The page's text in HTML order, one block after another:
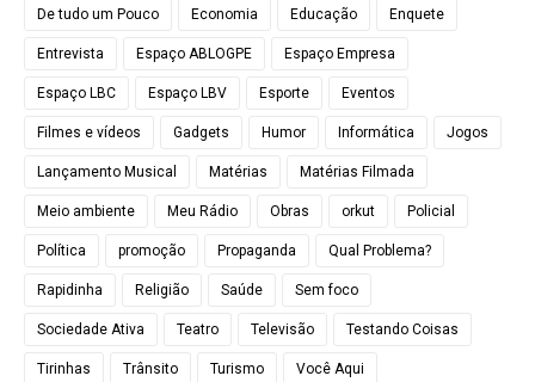
De tudo um Pouco Economia Educação Enquete
Entrevista Espaço ABLOGPE Espaço Empresa
Espaço LBC Espaço LBV Esporte Eventos
Filmes e vídeos Gadgets Humor Informática Jogos
Lançamento Musical Matérias Matérias Filmada
Meio ambiente Meu Rádio Obras orkut Policial
Política promoção Propaganda Qual Problema?
Rapidinha Religião Saúde Sem foco
Sociedade Ativa Teatro Televisão Testando Coisas
Tirinhas Trânsito Turismo Você Aqui